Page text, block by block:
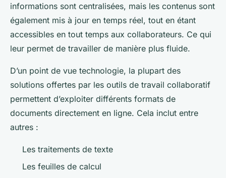
informations sont centralisées, mais les contenus sont
également mis à jour en temps réel, tout en étant
accessibles en tout temps aux collaborateurs. Ce qui
leur permet de travailler de manière plus fluide.
D’un point de vue technologie, la plupart des
solutions offertes par les outils de travail collaboratif
permettent d’exploiter différents formats de
documents directement en ligne. Cela inclut entre
autres :
Les traitements de texte
Les feuilles de calcul